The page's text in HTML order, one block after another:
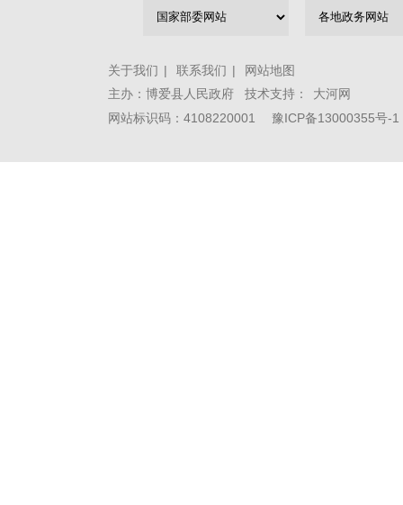
关于我们 | 联系我们 |
网站地图
主办：博爱县人民政府 技术支持：
大河网
网站标识码：4108220001
豫ICP备13000355号-1